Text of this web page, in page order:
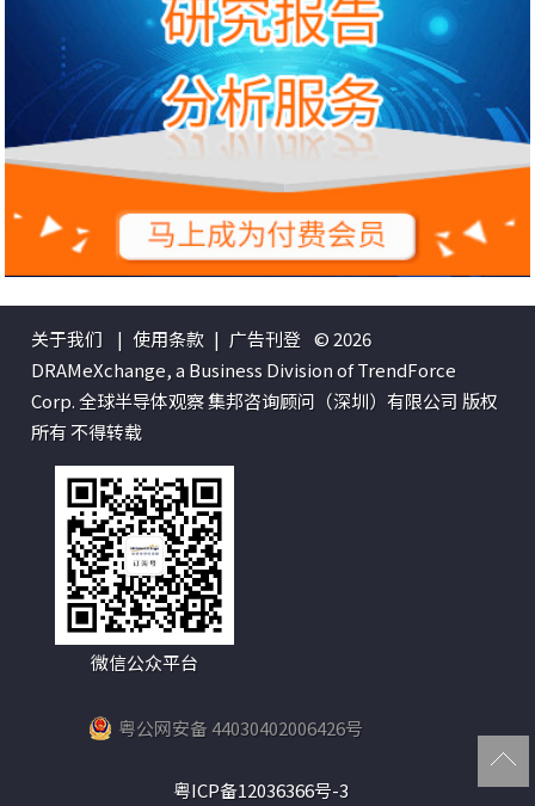
关于我们 | 使用条款 | 广告刊登 © 2026
DRAMeXchange, a Business Division of TrendForce
Corp. 全球半导体观察 集邦咨询顾问（深圳）有限公司 版权
所有 不得转载
微信公众平台
粤公网安备 44030402006426号
粤ICP备12036366号-3